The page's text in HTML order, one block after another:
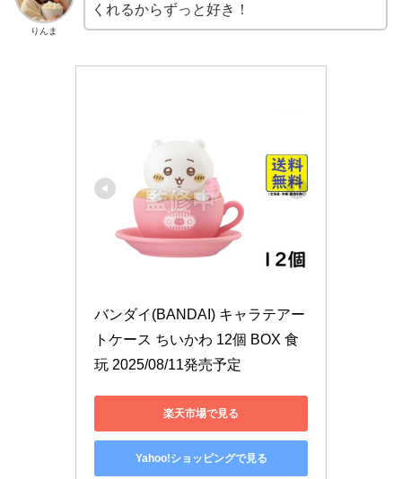
りんま
くれるからずっと好き！
バンダイ(BANDAI) キャラテアー
トケース ちいかわ 12個 BOX 食
玩 2025/08/11発売予定
楽天市場で見る
Yahoo!ショッピングで見る